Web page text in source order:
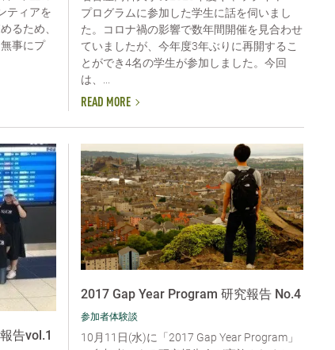
ティアを
るため、
事にプ
プログラムに参加した学生に話を伺いまし
た。コロナ禍の影響で数年間開催を見合わせ
ていましたが、今年度3年ぶりに再開するこ
とができ4名の学生が参加しました。今回
は、...
READ MORE
告vol.1
2017 Gap Year Program 研究報告 No.4
参加者体験談
10月11日(水)に「2017 Gap Year Program」